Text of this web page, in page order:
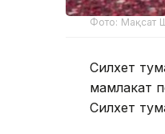
Фото: Мақсат
Силхет
мамлакат
Силхет